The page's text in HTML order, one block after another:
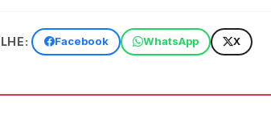
Facebook WhatsApp X